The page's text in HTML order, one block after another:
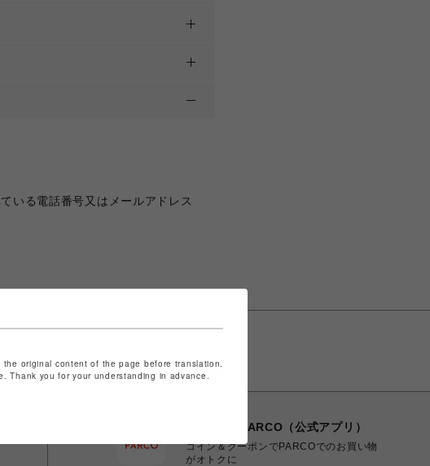
いる電話番号又はメールアドレス
POCKET PARCO（公式アプリ）
コイン＆クーポンでPARCOでのお買い物
がオトクに
original content of the page before translation.
Thank you for your understanding in advance.